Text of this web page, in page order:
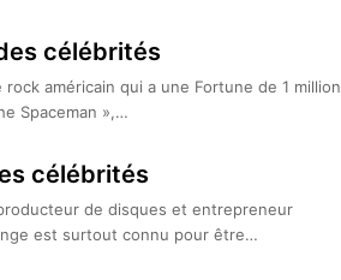
célébrités
américain qui a une Fortune de 1 million
Spaceman »,…
célébrités
de disques et entrepreneur
est surtout connu pour être…